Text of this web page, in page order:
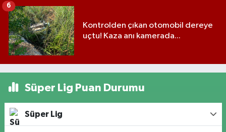
Kontrolden çıkan otomobil dereye
uçtu! Kaza anı kamerada...
6
Süper Lig Puan Durumu
Süper Lig